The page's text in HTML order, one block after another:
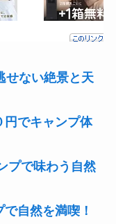
せない絶景と天
円でキャンプ体
プで味わう自然
自然を満喫！